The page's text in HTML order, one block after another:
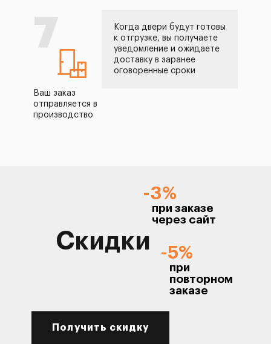
7
Ваш заказ
отправляется в
производство
Когда двери будут готовы
к отгрузке, вы получаете
уведомление и ожидаете
доставку в заранее
оговоренные сроки
Скидки
-3%
при заказе
через сайт
-5%
при
повторном
заказе
Получить скидку